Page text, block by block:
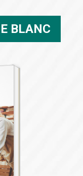
BLANC